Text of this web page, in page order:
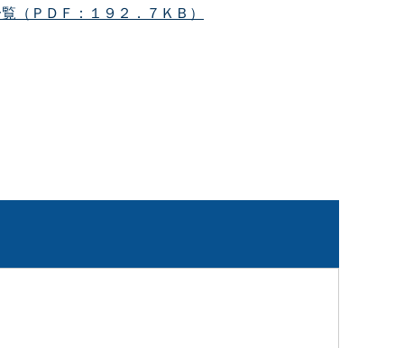
（ＰＤＦ：１９２．７ＫＢ）